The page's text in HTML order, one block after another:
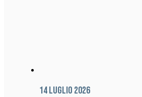
14 Luglio 2026